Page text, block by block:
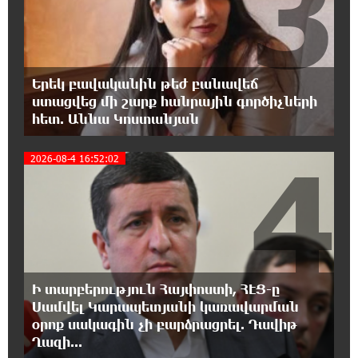
12:09:36 7-08-2026
Գրանադայում տեղի ունեցած քառակողմ
հանդիպումից հետո տարածված
հայտարարության մեջ Հայաստանի տարածքը 29800
քառակուսի կիլոմետր է. Դավիթ Ղազինյան
12:00:28 7-08-2026
Փաշազադեն և Փաշինյանն ընդդեմ Հայ
Առաքելական Սուրբ Եկեղեցու
11:39:39 7-08-2026
Բարձր տեխնոլոգիաները զարգանում են
հանքարդյունաբերության շնորհիվ․ ԶՊՄԿ
11:18:51 7-08-2026
Ucom-ի աջակցությամբ ներկայացվեց
«Մտապահիր կենդանիներին» կրթական
Երեկ բավականին թեժ բանավեճ
ստացվեց մի շարք հանրային գործիչների
հետ. Աննա Կոստանյան
2026-08-4 16:52:02
Ի տարբերություն Հայփոստի, ՀԷՑ-ը
Սամվել Կարապետյանի կառավարման
օրոք սակագին չի բարձրացրել. Դավիթ
Ղազի...
4